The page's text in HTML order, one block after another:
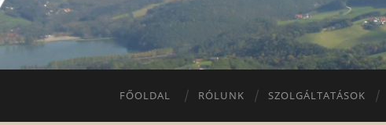
FŐOLDAL RÓLUNK SZOLGÁLTATÁSOK